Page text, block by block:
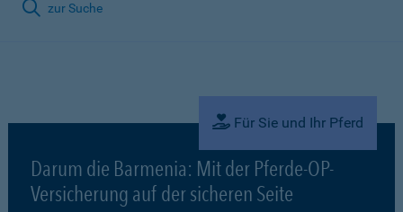
zur Suche
Für Sie und Ihr Pferd
Darum die Barmenia: Mit der Pferde-OP-
Versicherung auf der sicheren Seite